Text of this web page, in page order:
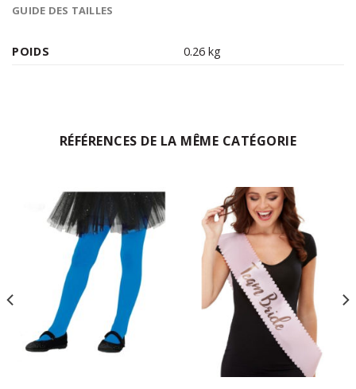
GUIDE DES TAILLES
POIDS 0.26 kg
RÉFÉRENCES DE LA MÊME CATÉGORIE